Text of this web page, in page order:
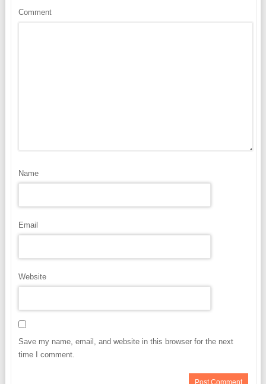
Comment
Name
Email
Website
Save my name, email, and website in this browser for the next
time I comment.